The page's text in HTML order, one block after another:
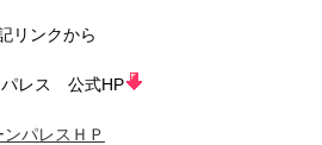
リンクから
パレス 公式HP
パレスＨＰ